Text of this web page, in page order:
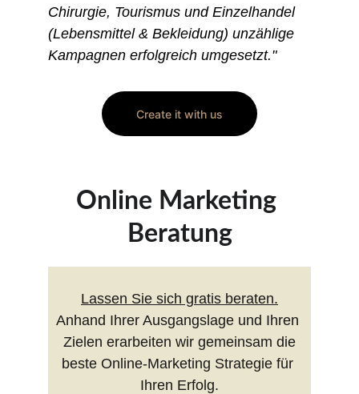
Chirurgie, Tourismus und Einzelhandel
(Lebensmittel & Bekleidung) unzählige
Kampagnen erfolgreich umgesetzt."
Create it with us
Online Marketing
Beratung
Lassen Sie sich gratis beraten.
Anhand Ihrer Ausgangslage und Ihren
Zielen erarbeiten wir gemeinsam die
beste Online-Marketing Strategie für
Ihren Erfolg.